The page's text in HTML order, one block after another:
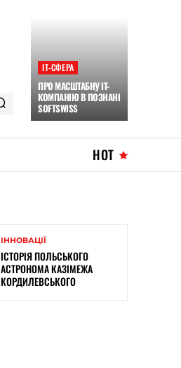
ІТ-СФЕРА
ПРО МАСШТАБНУ IT-
КОМПАНІЮ В ПОЗНАНІ
SOFTSWISS
HOT
ІННОВАЦІЇ
ІСТОРІЯ ПОЛЬСЬКОГО
АСТРОНОМА КАЗІМЕЖА
КОРДИЛЕВСЬКОГО